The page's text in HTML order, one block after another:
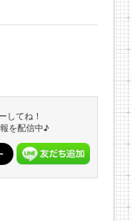
してね！
を配信中♪